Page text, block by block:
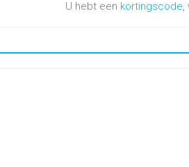
U hebt een kortingscode,